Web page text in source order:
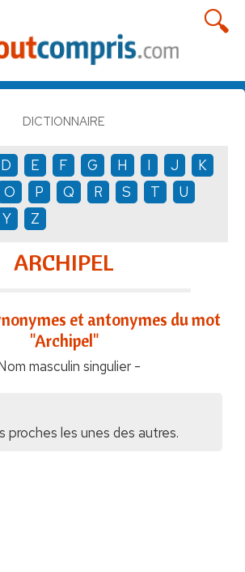
DICTIONNAIRE
D E F G H I J
K
O P Q R S T
U
Y Z
ARCHIPEL
et antonymes du mot
"Archipel"
masculin singulier -
proches les unes des autres.